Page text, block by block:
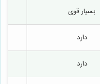
بسیار قوی
دارد
دارد